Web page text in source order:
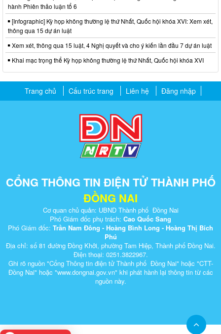
hành Phiên thảo luận tổ 6
[Infographic] Kỳ họp không thường lệ thứ Nhất, Quốc hội khóa XVI: Xem xét,
thông qua 15 dự án luật
Xem xét, thông qua 15 luật, 4 Nghị quyết và cho ý kiến lần đầu 7 dự án luật
Khai mạc trọng thể Kỳ họp không thường lệ thứ Nhất, Quốc hội khóa XVI
Trang chủ Cấu trúc trang Liên hệ Đăng nhập
CỔNG THÔNG TIN ĐIỆN TỬ THÀNH PHỐ
ĐỒNG NAI
Cơ quan chủ quản: UBND Thành phố Đồng Nai
Phó Giám đốc phụ trách: Cao Quốc Sang
Phó Giám đốc: Trần Nam Đông - Hoàng Bình Long - Hoàng Thị Bích
Phú
Địa chỉ: số 81 đường Đồng Khởi, phường Tam Hiệp, Thành phố Đồng Nai.
Điện thoại: 0251.3822967.
Ghi rõ nguồn "Cổng Thông tin điện tử Thành phố Đồng Nai" hoặc "CTT-
Đồng Nai" hoặc "www.dongnai.g​ov.vn" khi ​phát hành lại thông tin từ các
nguồn này.​